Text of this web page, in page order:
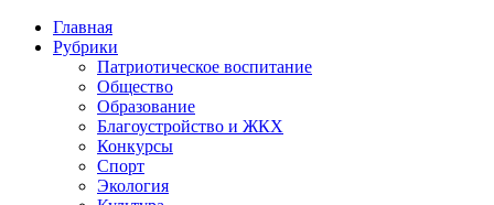
Главная
Рубрики
Патриотическое воспитание
Общество
Образование
Благоустройство и ЖКХ
Конкурсы
Спорт
Экология